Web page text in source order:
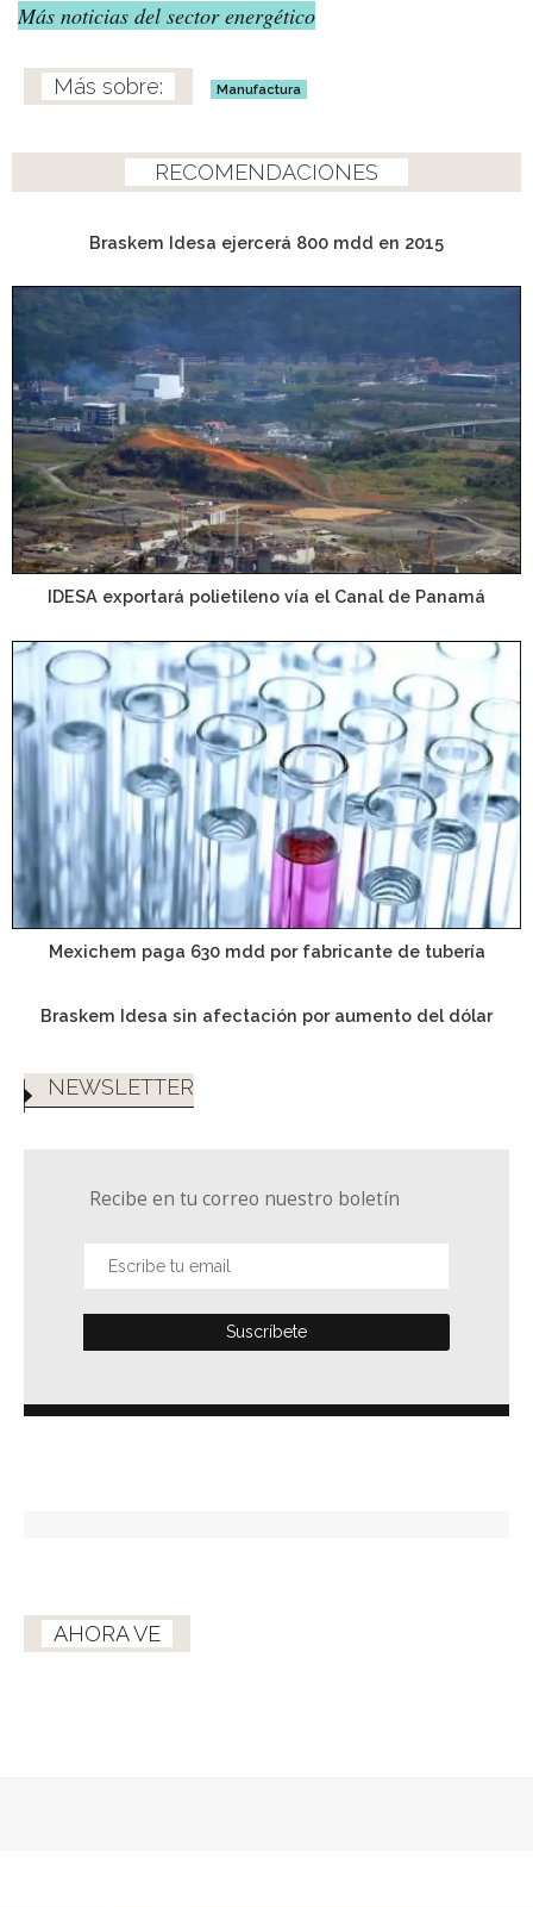
Más noticias del sector energético
Manufactura
RECOMENDACIONES
Braskem Idesa ejercerá 800 mdd en 2015
IDESA exportará polietileno vía el Canal de Panamá
Mexichem paga 630 mdd por fabricante de tubería
Braskem Idesa sin afectación por aumento del dólar
NEWSLETTER
Recibe en tu correo nuestro boletín
AHORA VE